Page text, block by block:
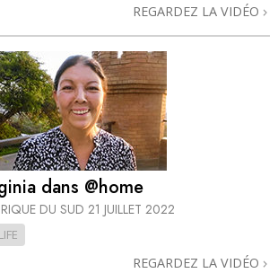
REGARDEZ LA VIDÉO
dans @home
DU SUD 21 JUILLET 2022
REGARDEZ LA VIDÉO